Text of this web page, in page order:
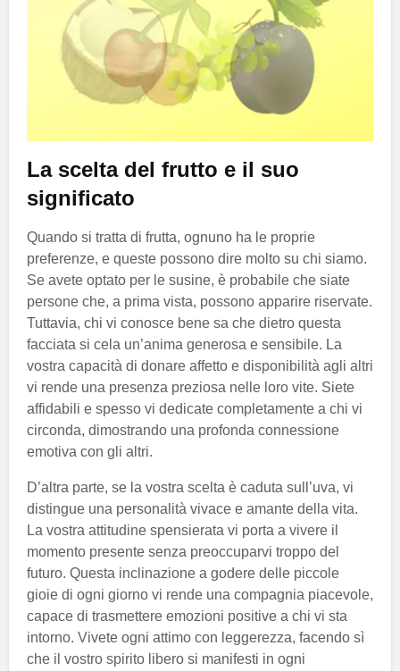
La scelta del frutto e il suo
significato
Quando si tratta di frutta, ognuno ha le proprie
preferenze, e queste possono dire molto su chi siamo.
Se avete optato per le susine, è probabile che siate
persone che, a prima vista, possono apparire riservate.
Tuttavia, chi vi conosce bene sa che dietro questa
facciata si cela un’anima generosa e sensibile. La
vostra capacità di donare affetto e disponibilità agli altri
vi rende una presenza preziosa nelle loro vite. Siete
affidabili e spesso vi dedicate completamente a chi vi
circonda, dimostrando una profonda connessione
emotiva con gli altri.
D’altra parte, se la vostra scelta è caduta sull’uva, vi
distingue una personalità vivace e amante della vita.
La vostra attitudine spensierata vi porta a vivere il
momento presente senza preoccuparvi troppo del
futuro. Questa inclinazione a godere delle piccole
gioie di ogni giorno vi rende una compagnia piacevole,
capace di trasmettere emozioni positive a chi vi sta
intorno. Vivete ogni attimo con leggerezza, facendo sì
che il vostro spirito libero si manifesti in ogni